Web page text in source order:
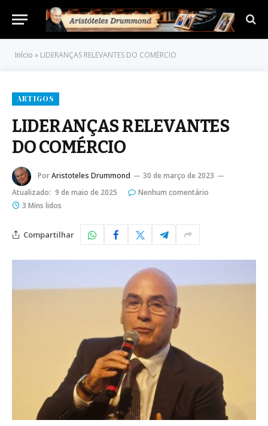
Início » LIDERANÇAS RELEVANTES DO COMÉRCIO
ARTIGOS
LIDERANÇAS RELEVANTES
DO COMÉRCIO
PorAristoteles Drummond
30 de março de 2023
Atualizado: 9 de maio de 2025
Nenhum comentário
3 Mins lidos
Compartilhar